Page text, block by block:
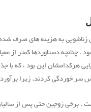
به هزینه های صرف شده
چنانچه دستاوردها کمتر از
هرکدامشان این بود ، که با
خوردگی کردند. زیرا
. برخی زوجین حتی پس از